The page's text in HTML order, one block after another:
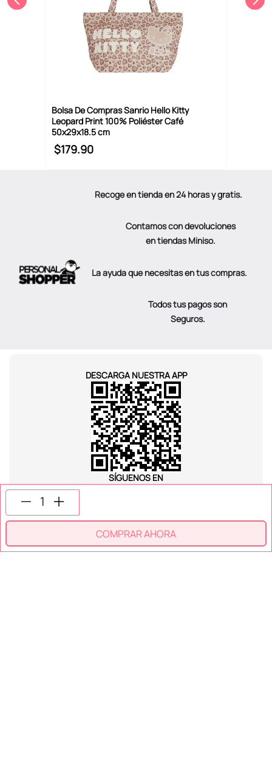
COMPRAR AHORA
Bolsa De Compras Sanrio Hello Kitty
Leopard Print 100% Poliéster Café
50x29x18.5 cm
$179.90
Recoge en tienda en 24 horas y gratis.
Contamos con devoluciones
en tiendas Miniso.
La ayuda que necesitas en tus compras.
Todos tus pagos son
Seguros.
DESCARGA NUESTRA APP
SÍGUENOS EN